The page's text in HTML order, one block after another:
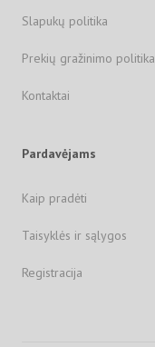
Slapukų politika
Prekių gražinimo politika
Kontaktai
Pardavėjams
Kaip pradėti
Taisyklės ir sąlygos
Registracija